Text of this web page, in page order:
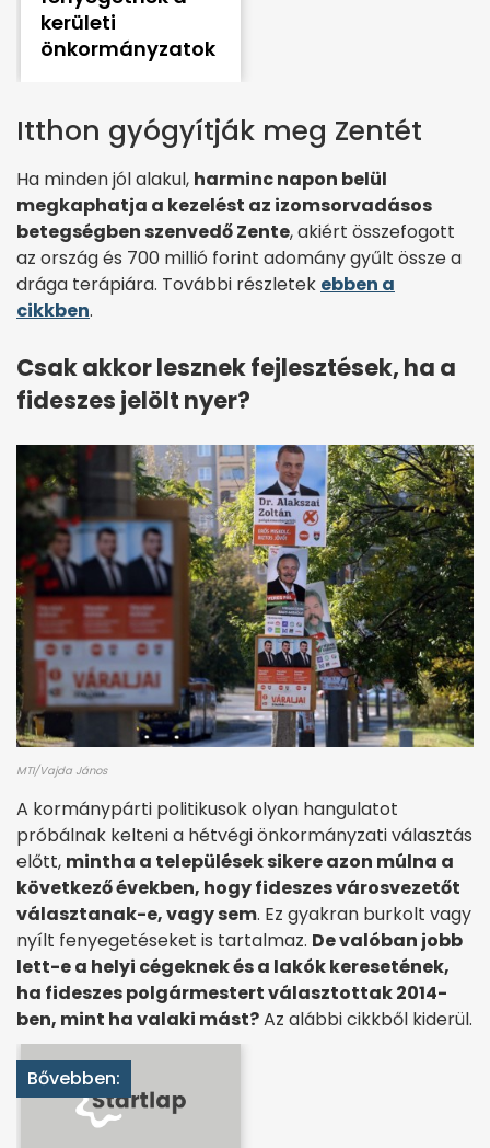
kerületi
önkormányzatok
Itthon gyógyítják meg Zentét
Ha minden jól alakul, harminc napon belül
megkaphatja a kezelést az izomsorvadásos
betegségben szenvedő Zente, akiért összefogott
az ország és 700 millió forint adomány gyűlt össze a
drága terápiára. További részletek ebben a
cikkben.
Csak akkor lesznek fejlesztések, ha a
fideszes jelölt nyer?
MTI/Vajda János
A kormánypárti politikusok olyan hangulatot
próbálnak kelteni a hétvégi önkormányzati választás
előtt, mintha a települések sikere azon múlna a
következő években, hogy fideszes városvezetőt
választanak-e, vagy sem. Ez gyakran burkolt vagy
nyílt fenyegetéseket is tartalmaz. De valóban jobb
lett-e a helyi cégeknek és a lakók keresetének,
ha fideszes polgármestert választottak 2014-
ben, mint ha valaki mást?Az alábbi cikkből kiderül.
Bővebben: